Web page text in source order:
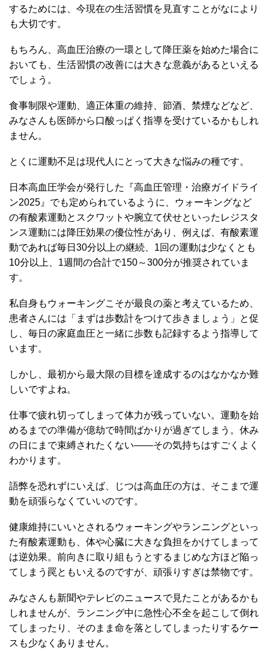
するためには、今現在の生活習慣を見直すことがなにより
も大切です。
もちろん、高血圧治療の一環として降圧薬を始めた場合に
おいても、生活習慣の改善には大きな意義があるといえる
でしょう。
食事制限や運動、適正体重の維持、節酒、禁煙などなど、
みなさんも医師から口酸っぱく指導を受けているかもしれ
ません。
とくに運動不足は現代人にとって大きな悩みの種です。
日本高血圧学会が発行した『高血圧管理・治療ガイドライ
ン2025』でも定められているように、ウォーキングなど
の有酸素運動とスクワットや腕立て伏せといったレジスタ
ンス運動には降圧効果の優位性があり、例えば、有酸素運
動であれば毎日30分以上の継続、1回の運動は少なくとも
10分以上、1週間の合計で150～300分が推奨されていま
す。
私自身もウォーキングこそが最良の薬と考えているため、
患者さんには「まずは歩数計をつけて歩きましょう」と促
し、毎日の家庭血圧と一緒に歩数も記録するよう指導して
います。
しかし、最初から最大限の目標を達成するのはなかなか難
しいですよね。
仕事で疲れ切ってしまって体力が残っていない。運動を始
めるまでの準備が億劫で時間ばかりが過ぎてしまう。休み
の日にまで束縛されたくない――その気持ちはすごくよく
わかります。
語弊を恐れずにいえば、じつは高血圧の方は、そこまで運
動を頑張らなくていいのです。
健康維持にいいとされるウォーキングやランニングといっ
た有酸素運動も、体や心臓に大きな負担をかけてしまって
は逆効果。前向きに取り組もうとするまじめな方ほど陥っ
てしまう罠ともいえるのですが、頑張りすぎは禁物です。
みなさんも新聞やテレビのニュースで見たことがあるかも
しれませんが、ランニング中に急性心不全を起こして倒れ
てしまったり、そのまま命を落としてしまったりするケー
スも少なくありません。